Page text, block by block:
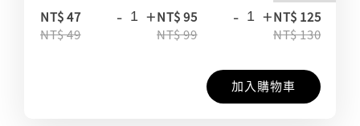
NT$ 47
NT$ 49
- +NT$ 95
NT$ 99
- +NT$ 125
NT$ 130
加入購物車